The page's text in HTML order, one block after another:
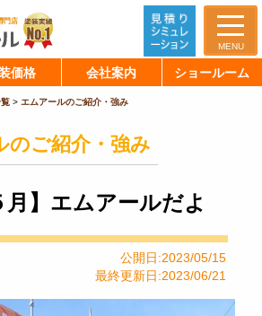
MENU
価格 会社案内 ショールーム
> エムアールのご紹介・強み
のご紹介・強み
月】エムアールだよ
公開日:2023/05/15
最終更新日:2023/06/21